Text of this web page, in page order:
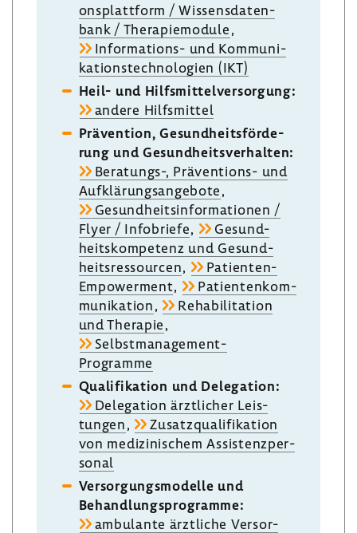
ons­platt­form / Wissens­da­ten­
bank / Thera­pie­mo­dule,
Informations-​ und Kommu­ni­
ka­ti­ons­tech­no­lo­gien (IKT)
Heil- und Hilfs­mit­tel­ver­sor­gung:
andere Hilfs­mittel
Präven­tion, Gesund­heits­för­de­
rung und Gesund­heits­ver­halten:
Beratungs-​, Präventions-​ und
Aufklä­rungs­an­ge­bote,
Gesund­heits­in­for­ma­tionen /
Flyer / Info­briefe,
Gesund­
heits­kom­pe­tenz und Gesund­
heits­res­sourcen,
Patienten-​
Empowerment,
Pati­en­ten­kom­
mu­ni­ka­tion,
Reha­bi­li­ta­tion
und Therapie,
Selbstmanagement-​
Programme
Quali­fi­ka­tion und Dele­ga­tion:
Dele­ga­tion ärzt­li­cher Leis­
tungen,
Zusatz­qua­li­fi­ka­tion
von medi­zi­ni­schem Assis­tenz­per­
sonal
Versor­gungs­mo­delle und
Behand­lungs­pro­gramme:
ambu­lante ärzt­liche Versor­